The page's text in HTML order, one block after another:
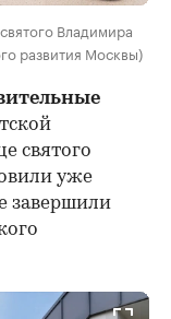
Владимира
развития Москвы)
святого
уже
завершили